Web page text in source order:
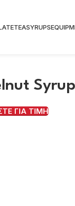
TEASYRUPS
Syrup
ΓΙΑ ΤΙΜΗ